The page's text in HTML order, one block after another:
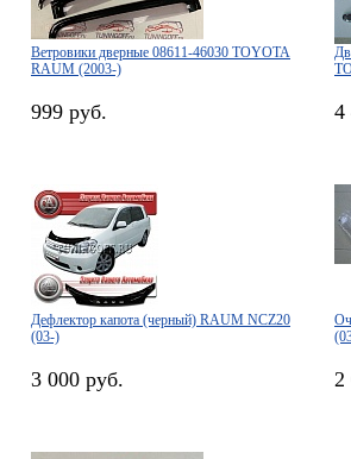
Ветровики дверные 08611-46030 TOYOTA
RAUM (2003-)
999 руб. 4
Дефлектор капота (черный) RAUM NCZ20
(03-)
3 000 руб. 2